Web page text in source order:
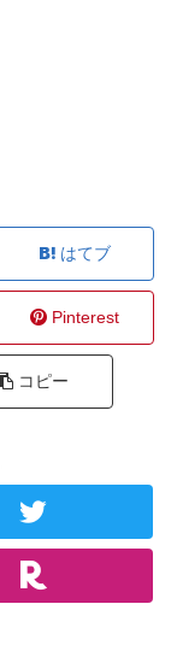
はてブ
Pinterest
コピー